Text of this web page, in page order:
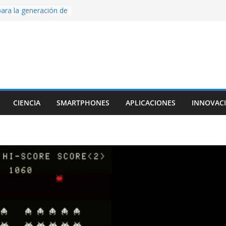
la generación de
con Inteligencia
una app
una
CIENCIA SMARTPHONES APLICACIONES